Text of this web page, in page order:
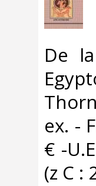
‎De
ex. -
€ -
(z C :